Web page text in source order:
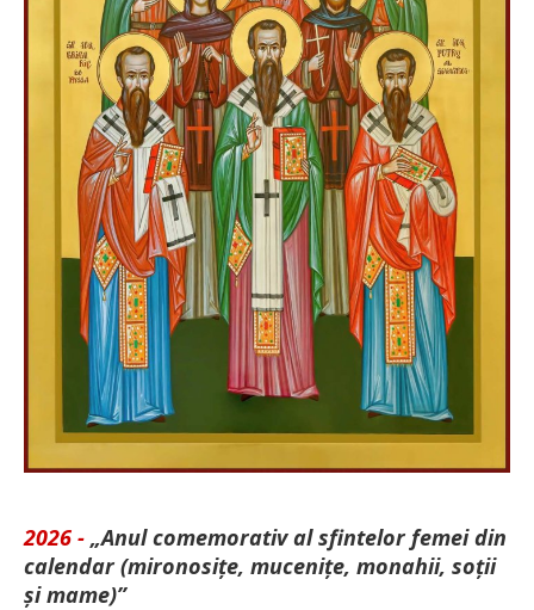
2026 - „Anul comemorativ al sfintelor femei din
calendar (mironosițe, mu­cenițe, monahii, soții
și mame)”